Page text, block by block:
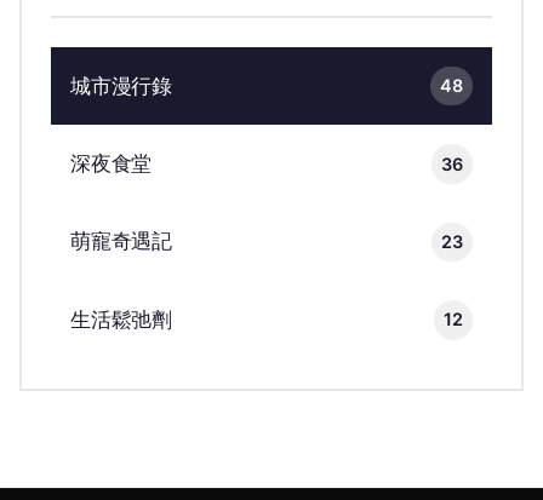
城市漫行錄 48
深夜食堂 36
萌寵奇遇記 23
生活鬆弛劑 12